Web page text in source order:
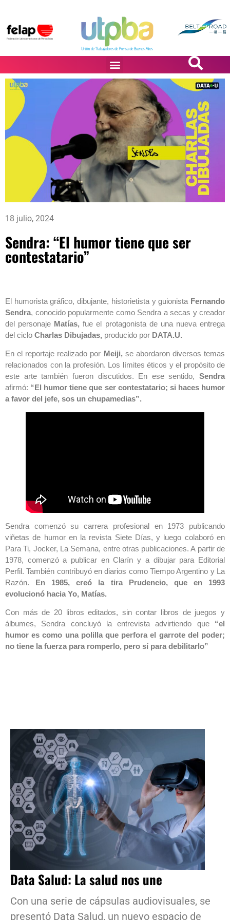
18 julio, 2024
Sendra: “El humor tiene que ser
contestatario”
El humorista gráfico, dibujante, historietista y guionista Fernando
Sendra, conocido popularmente como Sendra a secas y creador
del personaje Matías, fue el protagonista de una nueva entrega
del ciclo Charlas Dibujadas, producido por DATA.U.
En el reportaje realizado por Meiji, se abordaron diversos temas
relacionados con la profesión. Los límites éticos y el propósito de
este arte también fueron discutidos. En ese sentido, Sendra
afirmó: “El humor tiene que ser contestatario; si haces humor
a favor del jefe, sos un chupamedias”.
Sendra comenzó su carrera profesional en 1973 publicando
viñetas de humor en la revista Siete Días, y luego colaboró en
Para Ti, Jocker, La Semana, entre otras publicaciones. A partir de
1978, comenzó a publicar en Clarín y a dibujar para Editorial
Perfil. También contribuyó en diarios como Tiempo Argentino y La
Razón. En 1985, creó la tira Prudencio, que en 1993
evolucionó hacia Yo, Matías.
Con más de 20 libros editados, sin contar libros de juegos y
álbumes, Sendra concluyó la entrevista advirtiendo que“el
humor es como una polilla que perfora el garrote del poder;
no tiene la fuerza para romperlo, pero sí para debilitarlo”
Data Salud: La salud nos une
Con una serie de cápsulas audiovisuales, se
presentó Data Salud, un nuevo espacio de